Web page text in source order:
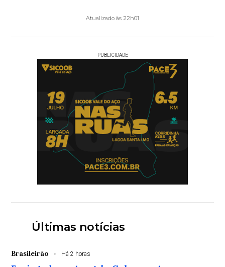
Atualizado às 22h01
PUBLICIDADE
Últimas notícias
Brasileirão Há 2 horas